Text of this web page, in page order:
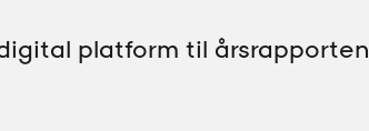
platform til årsrapporten